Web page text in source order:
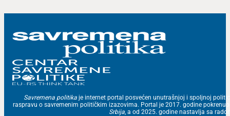
Savremena politika je internet portal posvećen unutrašnjoj i spoljnoj
raspravu o savremenim političkim izazovima. Portal je 2017. godine
Srbija , a od 2025. godine nastavlja sa